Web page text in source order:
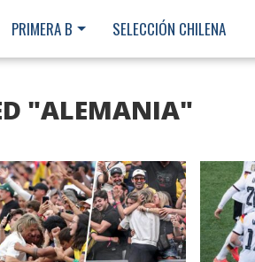
PRIMERA B SELECCIÓN CHILENA
"ALEMANIA"
LEER MÁS